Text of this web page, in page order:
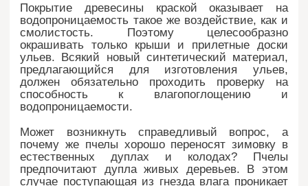
Покрытие древесины краской оказывает на
водопроницаемость такое же воздействие, как и
смолистость. Поэтому целесообразно
окрашивать только крыши и прилетные доски
ульев. Всякий новый синтетический материал,
предлагающийся для изготовления ульев,
должен обязательно проходить проверку на
способность к влагопоглощению и
водопроницаемости.
Может возникнуть справедливый вопрос, а
почему же пчелы хорошо переносят зимовку в
естественных дуплах и колодах? Пчелы
предпочитают дупла живых деревьев. В этом
случае поступающая из гнезда влага проникает